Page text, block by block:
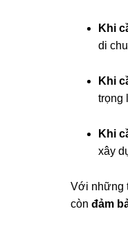
Khi
di
Khi
trọng
Khi
xây
Với những
còn đảm